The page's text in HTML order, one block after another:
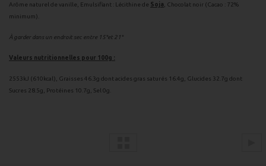
Arôme naturel de vanille, Emulsifiant : Lécithine de Soja , Chocolat noir (Cacao : 72%
minimum).
À garder dans un endroit sec entre 15°et 21°
Valeurs nutritionnelles pour 100g :
2553kJ (610kcal), Graisses 46.3g dont acides gras saturés 16.4g, Glucides 32.7g dont
Sucres 28.5g, Protéines 10.7g, Sel 0g.